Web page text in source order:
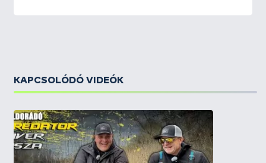
KAPCSOLÓDÓ VIDEÓK